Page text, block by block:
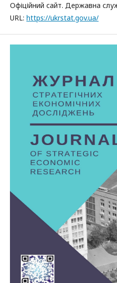
Офіційний сайт. Державна
URL: https://ukrstat.gov.ua/